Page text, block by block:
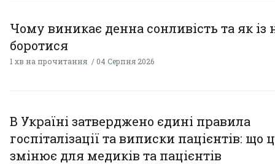
Чому виникає денна сонливість та як із
боротися
1 хв на прочитання 04 Серпня 2026
В Україні затверджено єдині правила
госпіталізації та виписки пацієнтів: що
змінює для медиків та пацієнтів